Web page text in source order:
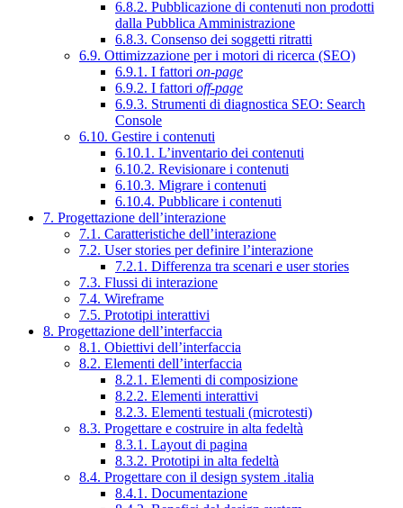
6.8.2. Pubblicazione di contenuti non prodotti
dalla Pubblica Amministrazione
6.8.3. Consenso dei soggetti ritratti
6.9. Ottimizzazione per i motori di ricerca (SEO)
6.9.1. I fattori on-page
6.9.2. I fattori off-page
6.9.3. Strumenti di diagnostica SEO: Search
Console
6.10. Gestire i contenuti
6.10.1. L’inventario dei contenuti
6.10.2. Revisionare i contenuti
6.10.3. Migrare i contenuti
6.10.4. Pubblicare i contenuti
7. Progettazione dell’interazione
7.1. Caratteristiche dell’interazione
7.2. User stories per definire l’interazione
7.2.1. Differenza tra scenari e user stories
7.3. Flussi di interazione
7.4. Wireframe
7.5. Prototipi interattivi
8. Progettazione dell’interfaccia
8.1. Obiettivi dell’interfaccia
8.2. Elementi dell’interfaccia
8.2.1. Elementi di composizione
8.2.2. Elementi interattivi
8.2.3. Elementi testuali (microtesti)
8.3. Progettare e costruire in alta fedeltà
8.3.1. Layout di pagina
8.3.2. Prototipi in alta fedeltà
8.4. Progettare con il design system .italia
8.4.1. Documentazione